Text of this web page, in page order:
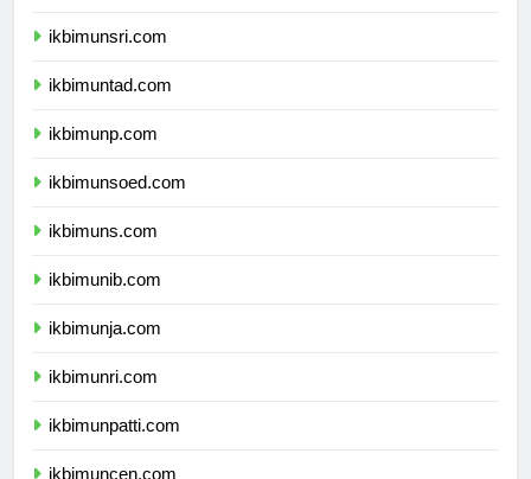
ikbimunsri.com
ikbimuntad.com
ikbimunp.com
ikbimunsoed.com
ikbimuns.com
ikbimunib.com
ikbimunja.com
ikbimunri.com
ikbimunpatti.com
ikbimuncen.com